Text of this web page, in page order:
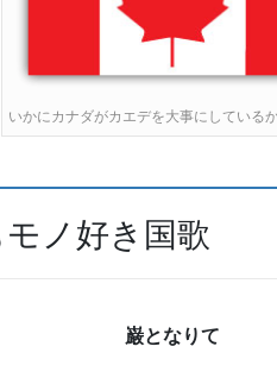
いかにカナダがカエデを大事にしている
ノ好き国歌
巌となりて